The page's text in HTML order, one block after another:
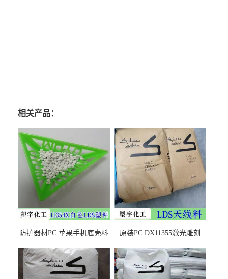
相关产品：
防护器材PC 苹果手机底壳料
之忧
原装PC DX11355激光雕刻